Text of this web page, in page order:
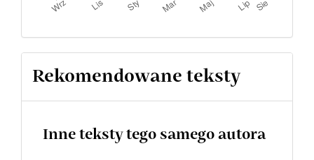
Rekomendowane teksty
Inne teksty tego samego autora